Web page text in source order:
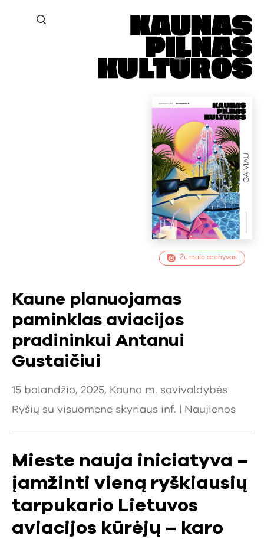
Žurnalo archyvas
Kaune planuojamas
paminklas aviacijos
pradininkui Antanui
Gustaičiui
15 balandžio, 2025, Kauno m. savivaldybės
Ryšių su visuomene skyriaus inf. |
Naujienos
Mieste nauja iniciatyva –
įamžinti vieną ryškiausių
tarpukario Lietuvos
aviacijos kūrėjų – karo